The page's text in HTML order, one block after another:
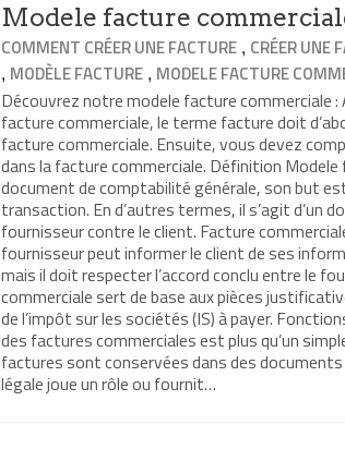
Modele facture
COMMENT CRÉER UNE FACTURE , CRÉER UNE
, MODÈLE FACTURE , MODELE FACTURE
Découvrez notre modele facture commerciale :
facture commerciale, le terme facture doit
facture commerciale. Ensuite, vous devez
dans la facture commerciale. Définition
document de comptabilité générale, son but
transaction. En d’autres termes, il s’agit d’un
fournisseur contre le client. Facture
fournisseur peut informer le client de ses
mais il doit respecter l’accord conclu entre le
commerciale sert de base aux pièces
de l’impôt sur les sociétés (IS) à payer.
des factures commerciales est plus qu’un
factures sont conservées dans des
légale joue un rôle ou fournit…